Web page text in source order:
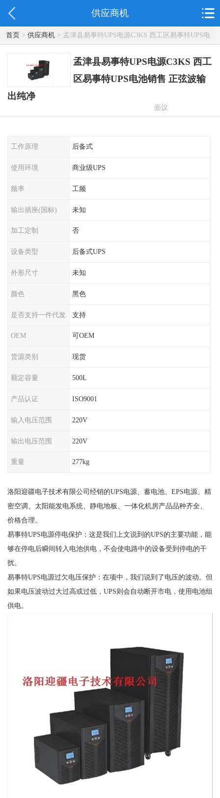
供应商机
首页> 供应商机> 孟津县易事特UPS电源C3KS 西工区易事特UPS电
池销售 正弦波输出纯净
孟津县易事特UPS电源C3KS 西工
区易事特UPS电池销售 正弦波输
出纯净
面议
工作原理 后备式
使用环境 商业级UPS
频率 工频
输出插座(国标) 未知
加工定制 否
设备类型 后备式UPS
外形尺寸 未知
颜色 黑色
是否支持一件代发 支持
OEM 可OEM
货源类别 现货
额定容量 500L
产品认证 ISO9001
输入电压范围 220V
输出电压范围 220V
重量 277kg
洛阳迎疆电子技术有限公司经销的UPS电源、蓄电池、EPS电源、精
密空调、太阳能发电系统、静电地板、一体化机房产品品种齐全、
价格合理。
易事特UPS电源停电保护：这是我们上文说到的UPS的主要功能，能
够在停电后瞬间转入电池供电，不会使电路中的设备受到停电的干
扰。
易事特UPS电源过欠电压保护：在项中，我们说到了电压的波动。但
如果电压波动过大过高或过低，UPS则会自动断开市电，使用电池组
供电。